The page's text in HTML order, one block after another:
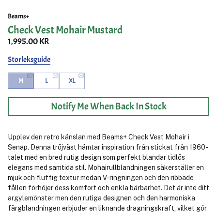
Beams+
Check Vest Mohair Mustard
1,995.00 KR
Storleksguide
M L XL
Notify Me When Back In Stock
Upplev den retro känslan med Beams+ Check Vest Mohair i
Senap. Denna tröjväst hämtar inspiration från stickat från 1960-
talet med en bred rutig design som perfekt blandar tidlös
elegans med samtida stil. Mohairullblandningen säkerställer en
mjuk och fluffig textur medan V-ringningen och den ribbade
fållen förhöjer dess komfort och enkla bärbarhet. Det är inte ditt
argylemönster men den rutiga designen och den harmoniska
färgblandningen erbjuder en liknande dragningskraft, vilket gör